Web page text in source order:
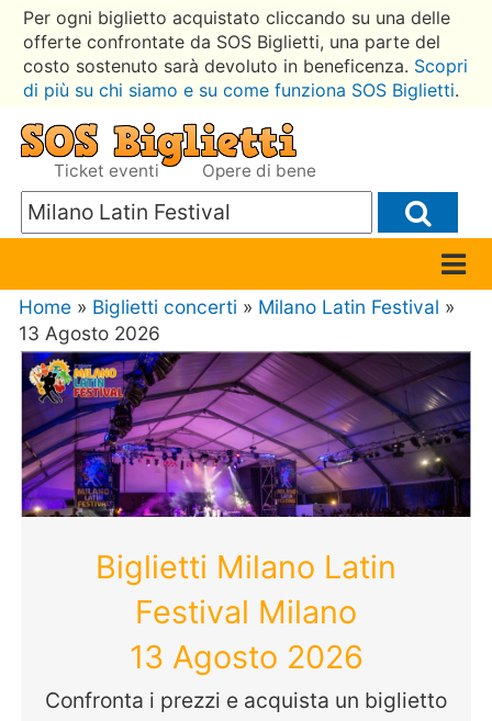
Per ogni biglietto acquistato cliccando su una delle
offerte confrontate da SOS Biglietti, una parte del
costo sostenuto sarà devoluto in beneficenza. Scopri
di più su chi siamo e su come funziona SOS Biglietti.
Ticket eventi Opere di bene
Home » Biglietti concerti » Milano Latin Festival »
13 Agosto 2026
Biglietti Milano Latin
Festival Milano
13 Agosto 2026
Confronta i prezzi e acquista un biglietto